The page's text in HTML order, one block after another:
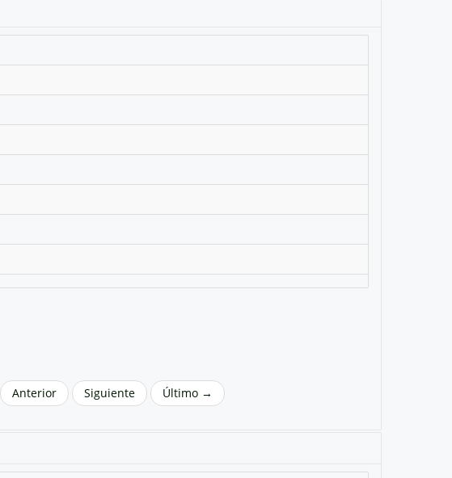
Anterior Siguiente Último →